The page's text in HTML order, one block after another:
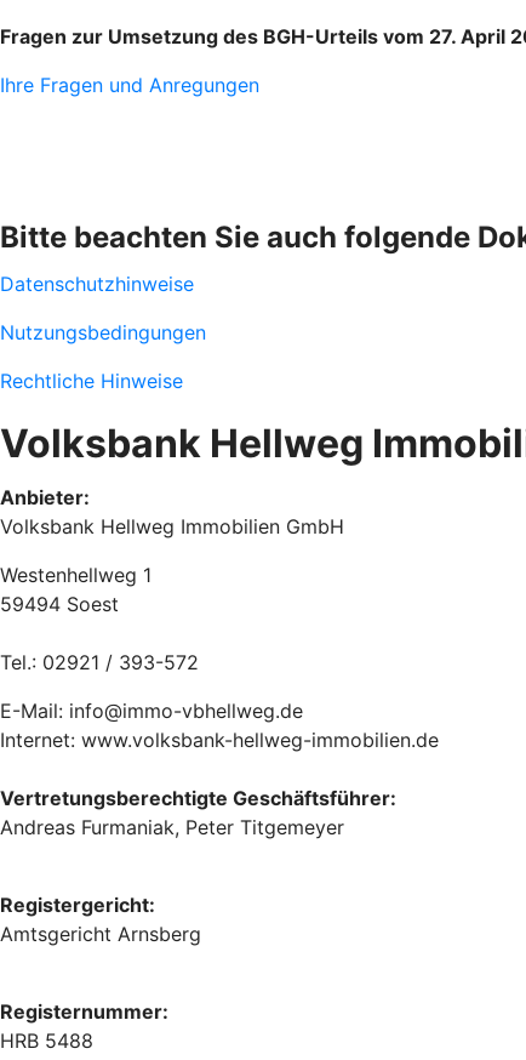
Fragen zur Umsetzung des BGH-Urteils vom 27. April
Ihre Fragen und Anregungen
Bitte beachten Sie auch folgende
Datenschutzhinweise
Nutzungsbedingungen
Rechtliche Hinweise
Volksbank Hellweg
Anbieter:
Volksbank Hellweg Immobilien GmbH
Westenhellweg 1
59494 Soest
Tel.: 02921 / 393-572
E-Mail: info@immo-vbhellweg.de
Internet: www.volksbank-hellweg-immobilien.de
Vertretungsberechtigte Geschäftsführer:
Andreas Furmaniak, Peter Titgemeyer
Registergericht:
Amtsgericht Arnsberg
Registernummer:
HRB 5488